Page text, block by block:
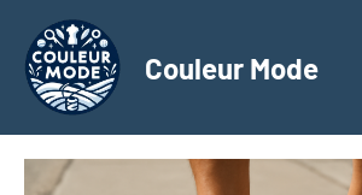
contenu
Couleur Mode
Explorez
monde